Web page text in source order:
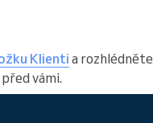
Klienti a rozhlédněte
vámi.